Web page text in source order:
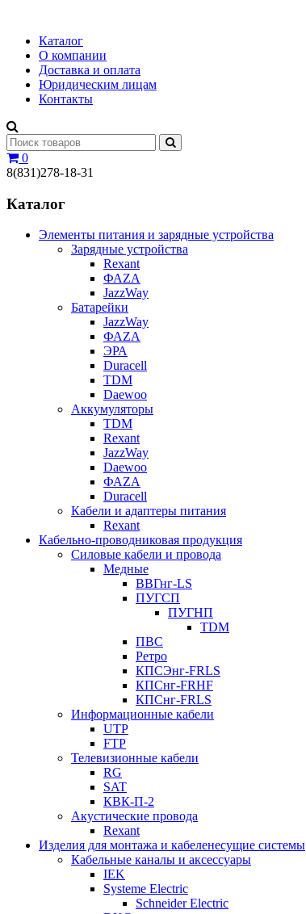
Каталог
О компании
Доставка и оплата
Юридическим лицам
Контакты
0
8(831)278-18-31
Каталог
Элементы питания и зарядные устройства
Зарядные устройства
Rexant
ФАZА
JazzWay
Батарейки
JazzWay
ФАZА
ЭРА
Duracell
TDM
Daewoo
Аккумуляторы
TDM
Rexant
JazzWay
Daewoo
ФАZА
Duracell
Кабели и адаптеры питания
Rexant
Кабельно-проводниковая продукция
Силовые кабели и провода
Медные
ВВГнг-LS
ПУГСП
ПУГНП
TDM
ПВС
Ретро
КПСЭнг-FRLS
КПСнг-FRHF
КПСнг-FRLS
Информационные кабели
UTP
FTP
Телевизионные кабели
RG
SAT
КВК-П-2
Акустические провода
Rexant
Изделия для монтажа и кабеленесущие системы
Кабельные каналы и аксессуары
IEK
Systeme Electric
Schneider Electric